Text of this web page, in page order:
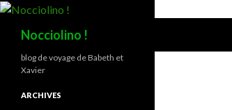
Nocciolino !
blog de voyage de Babeth et
Xavier
ARCHIVES